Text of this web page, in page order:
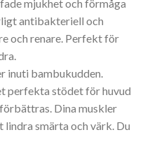
mjukhet och förmåga
antibakteriell och
och renare. Perfekt för
inuti bambukudden.
perfekta stödet för huvud
Dina muskler
smärta och värk. Du